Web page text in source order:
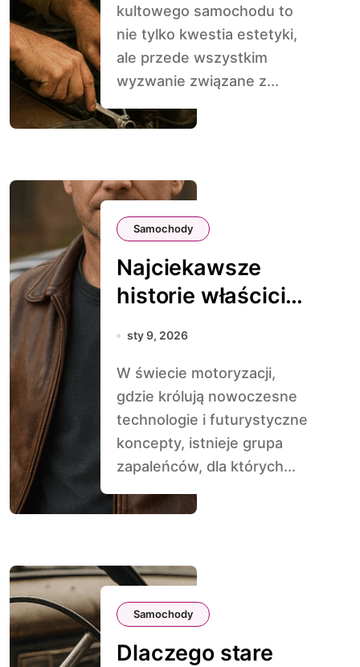
kultowego samochodu to
nie tylko kwestia estetyki,
ale przede wszystkim
wyzwanie związane z...
Samochody
Najciekawsze
historie właścicieli
klasyków
sty 9, 2026
W świecie motoryzacji,
gdzie królują nowoczesne
technologie i futurystyczne
koncepty, istnieje grupa
zapaleńców, dla których...
Samochody
Dlaczego stare